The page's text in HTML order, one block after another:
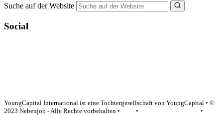
Suche auf der Website
Social
YoungCapital International ist eine Tochtergesellschaft von YoungCapital • ©
2023 Nebenjob - Alle Rechte vorbehalten •
•
•